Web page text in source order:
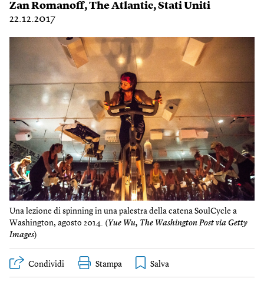
Zan Romanoff,The Atlantic,Stati Uniti
22.12.2017
Una lezione di spinning in una palestra della catena SoulCycle a
Washington, agosto 2014. ( Yue Wu, The Washington Post via Getty
Images)
Condividi Stampa